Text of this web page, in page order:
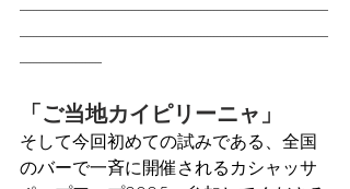
----------------------------------------------------------------------------------------------
----------------------------------------------------------------------------------------------
-------------------------
「ご当地カイピリーニャ」
そして今回初めての試みである、全国
のバーで一斉に開催されるカシャッサ